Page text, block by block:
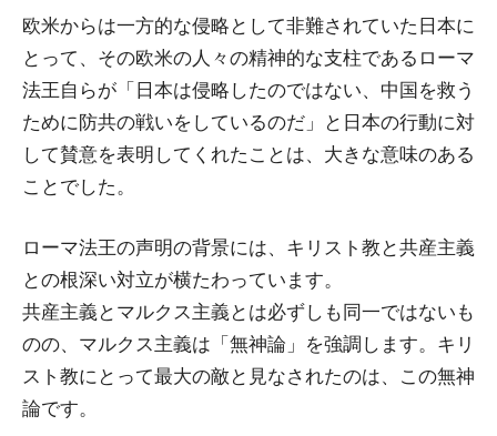
欧米からは一方的な侵略として非難されていた日本に
とって、その欧米の人々の精神的な支柱であるローマ
法王自らが「日本は侵略したのではない、中国を救う
ために防共の戦いをしているのだ」と日本の行動に対
して賛意を表明してくれたことは、大きな意味のある
ことでした。
ローマ法王の声明の背景には、キリスト教と共産主義
との根深い対立が横たわっています。
共産主義とマルクス主義とは必ずしも同一ではないも
のの、マルクス主義は「無神論」を強調します。キリ
スト教にとって最大の敵と見なされたのは、この無神
論です。